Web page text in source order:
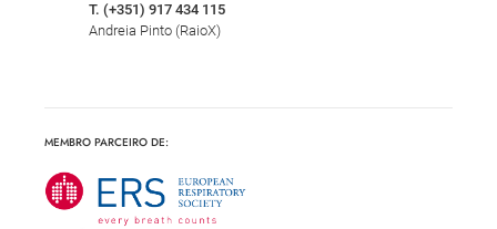
T. (+351) 917 434 115
Andreia Pinto (RaioX)
MEMBRO PARCEIRO DE: